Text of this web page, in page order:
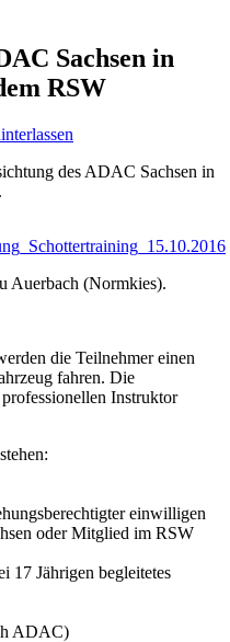
Sachsen in
RSW
des ADAC Sachsen in
Auerbach (Normkies).
die Teilnehmer einen
fahren. Die
Instruktor
einwilligen
oder Mitglied im RSW
17 Jährigen begleitetes
ADAC)